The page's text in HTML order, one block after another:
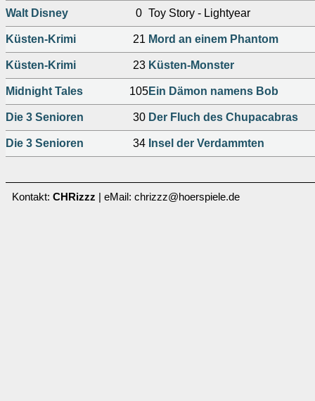
Walt Disney
0 Toy Story - Lightyear
Küsten-Krimi 21 Mord an einem Phantom
Küsten-Krimi 23 Küsten-Monster
Midnight Tales 105Ein Dämon namens Bob
Die 3 Senioren 30 Der Fluch des Chupacabras
Die 3 Senioren 34 Insel der Verdammten
Kontakt: CHRizzz | eMail: chrizzz@hoerspiele.de